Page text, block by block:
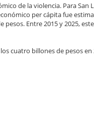
de la violencia. Para San
per cápita fue
Entre 2015 y 2025,
cuatro billones de pesos en